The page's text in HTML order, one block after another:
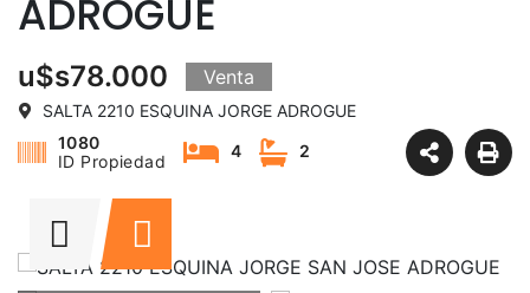
ADROGUE
u$s78.000 Venta
SALTA 2210 ESQUINA JORGE ADROGUE
1080
ID Propiedad
4 2